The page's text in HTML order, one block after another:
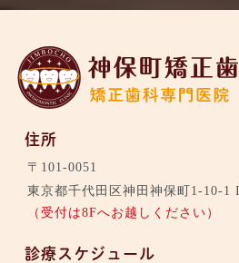
住所
〒101-0051
東京都千代田区神田神保町1-10-1
（受付は8Fへお越しください）
診療スケジュール